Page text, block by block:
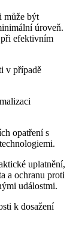
může být
úroveň.
efektivním
v případě
opatření s
uplatnění,
a ochranu proti
událostmi.